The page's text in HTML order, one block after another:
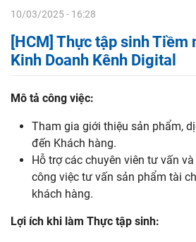
10/03/2025 - 16:28
[HCM] Thực tập sinh Tiềm
Kinh Doanh Kênh Digital
Mô tả công việc:
Tham gia giới thiệu sản phẩm,
đến Khách hàng.
Hỗ trợ các chuyên viên tư vấn
công việc tư vấn sản phẩm tài
khách hàng.
Lợi ích khi làm Thực tập sinh: